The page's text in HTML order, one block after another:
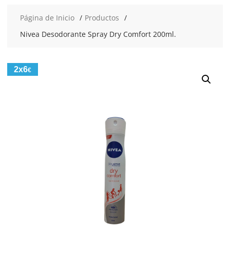
Página de Inicio
Productos
Nivea Desodorante Spray Dry Comfort 200ml.
2x6€